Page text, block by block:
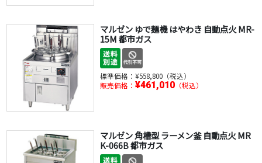
マルゼン ゆで麺機 はやわき 自動点火 MR-
15M 都市ガス
標準価格： ¥558,800（税込）
販売価格： ¥461,010（税込）
マルゼン 角槽型 ラーメン釜 自動点火 MR
K-066B 都市ガス